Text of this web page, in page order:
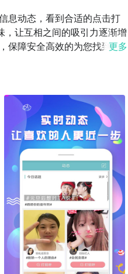
息动态，看到合适的点击打
，让互相之间的吸引力逐渐增
保障安全高效的为您找到心
更多